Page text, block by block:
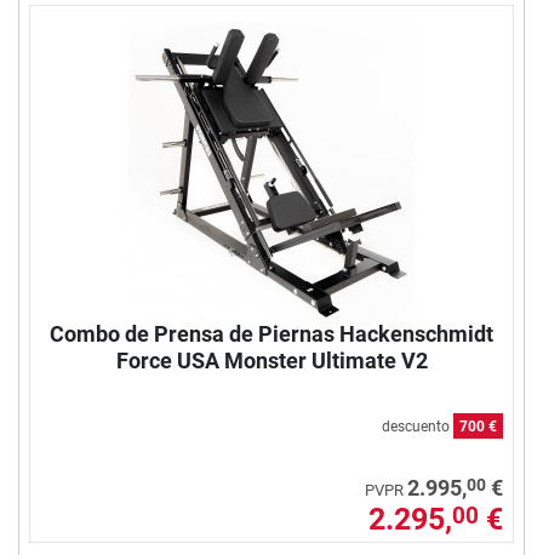
Combo de Prensa de Piernas Hackenschmidt
Force USA Monster Ultimate V2
descuento 700 €
PVPR 2.995,00 €
2.295,00 €